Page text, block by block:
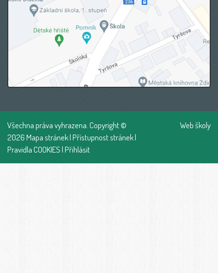
Všechna práva vyhrazena. Copyright ©
2026Mapa stránek|Přístupnost stránek|
Pravidla COOKIES|Přihlásit
Web školy